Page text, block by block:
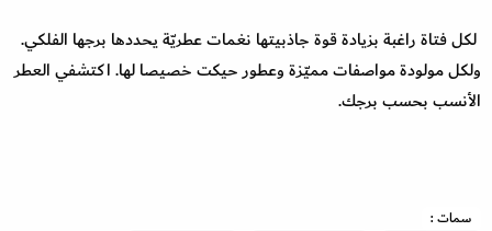
لكل فتاة راغبة بزيادة قوة جاذبيتها نغمات عطريّة يحددها برجها الفلكي.
ولكل مولودة مواصفات مميّزة وعطور حيكت خصيصا لها. اكتشفي العطر
الأنسب بحسب برجك.
سمات :